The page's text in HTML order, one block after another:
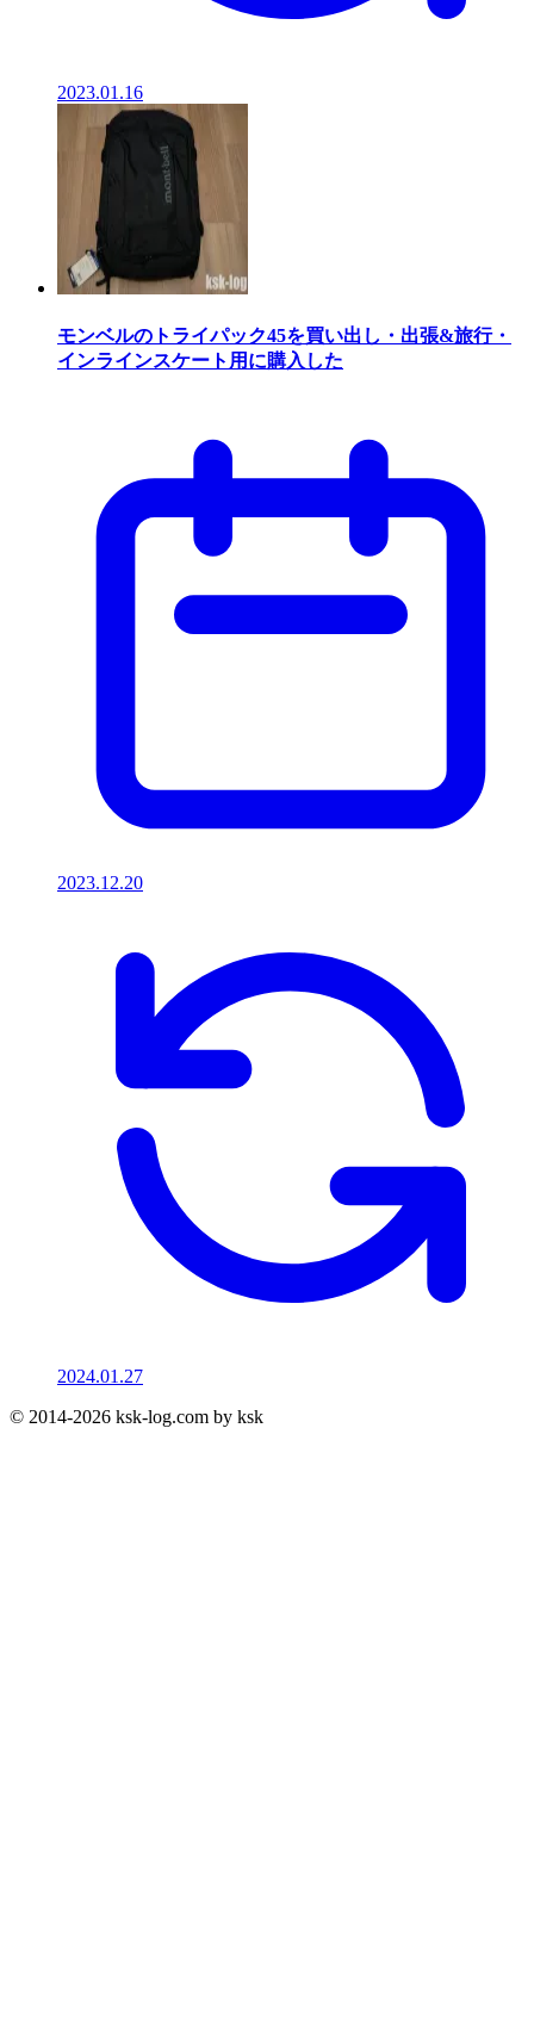
2023.01.16
モンベルのトライパック45を買い出し・出張&旅行・
インラインスケート用に購入した
2023.12.20
2024.01.27
© 2014-2026 ksk-log.com by ksk